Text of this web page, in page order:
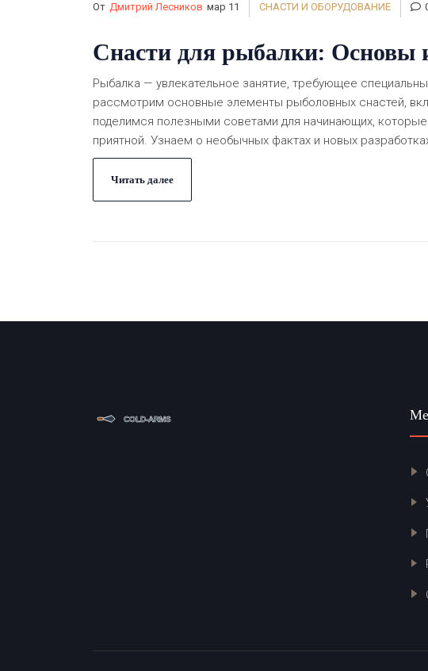
От Дмитрий Лесников мар 11 СНАСТИ И ОБОРУДОВАНИЕ
Снасти для рыбалки: Основы
Рыбалка — увлекательное занятие, требующее
рассмотрим основные элементы рыболовных снастей,
поделимся полезными советами для начинающих,
приятной. Узнаем о необычных фактах и новых
Читать далее